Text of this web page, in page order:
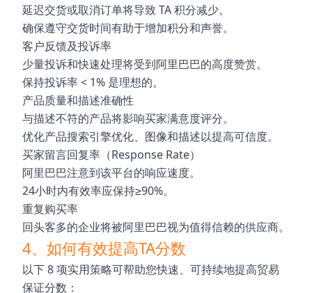
延迟交货或取消订单将导致 TA 积分减少。
确保遵守交货时间有助于增加积分和声誉。
客户反馈及投诉率
少量投诉和快速处理将受到阿里巴巴的高度赞赏。
保持投诉率 < 1% 是理想的。
产品质量和描述准确性
与描述不符的产品将影响买家满意度评分。
优化产品搜索引擎优化、图像和描述以提高可信度。
买家留言回复率（Response Rate）
阿里巴巴注意到该平台的响应速度。
24小时内有效率应保持≥90%。
重复购买率
回头客多的企业将被阿里巴巴视为值得信赖的供应商。
4、如何有效提高TA分数
以下 8 项实用策略可帮助您快速、可持续地提高贸易
保证分数：